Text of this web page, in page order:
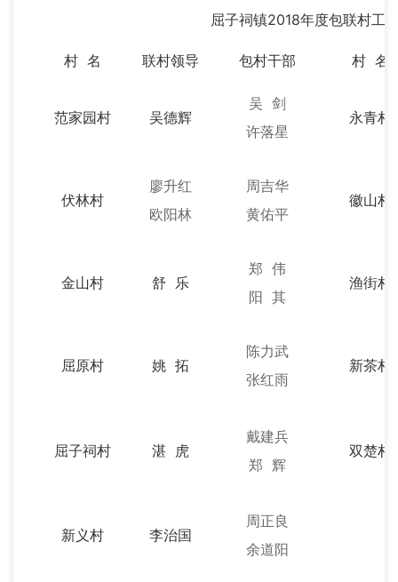
屈子祠镇2018年度包联村工
村 名 联村领导 包村干部 村 名
范家园村 吴德辉
吴 剑
许落星
永青村
伏林村
廖升红
欧阳林
周吉华
黄佑平
徽山村
金山村 舒 乐
郑 伟
阳 其
渔街村
屈原村 姚 拓
陈力武
张红雨
新茶村
屈子祠村 湛 虎
戴建兵
郑 辉
双楚村
新义村 李治国
周正良
余道阳